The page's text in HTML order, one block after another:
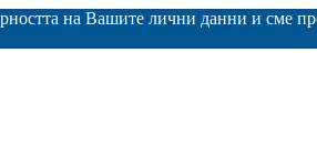
на Вашите лични данни и сме